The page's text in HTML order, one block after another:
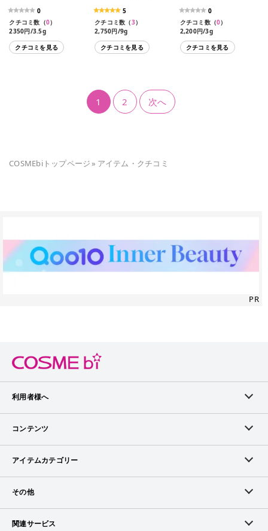
0
クチコミ数（0）
2350円/3.5g
クチコミを見る
5
クチコミ数（3）
2,750円/9g
クチコミを見る
0
クチコミ数（0）
2,200円/3g
クチコミを見る
1 2 次へ
COSMEbiトップページ» アイテム・クチコミ
PR
利用者様へ
メンバーログイン
メンバー会員について
アイテム掲載リクエスト
コンテンツ
ランキング
ブランドから探す
アイテムカテゴリー
スキンケア
その他
お問い合わせ（ブランド様）
関連サービス